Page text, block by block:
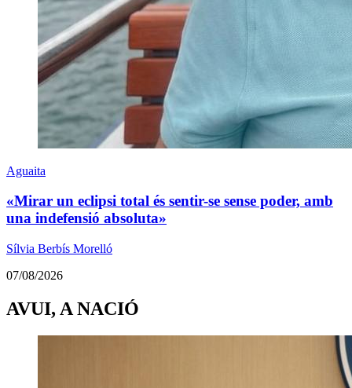
Aguaita
«Mirar un eclipsi total és sentir-se sense poder, amb
una indefensió absoluta»
Sílvia Berbís Morelló
07/08/2026
AVUI, A NACIÓ